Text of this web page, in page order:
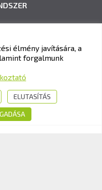
ÉS VIZSGAKÖZPONT
8-10.
élmény javítására, a
forgalmunk
ELUTASÍTÁS